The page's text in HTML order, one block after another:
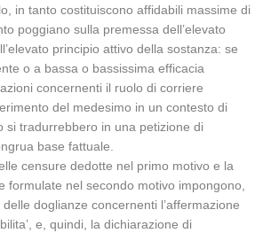
in tanto costituiscono affidabili massime di
poggiano sulla premessa dell’elevato
principio attivo della sostanza: se
o a bassa o bassissima efficacia
concernenti il ruolo di corriere
del medesimo in un contesto di
si tradurrebbero in una petizione di
base fattuale.
censure dedotte nel primo motivo e la
formulate nel secondo motivo impongono,
doglianze concernenti l’affermazione
e, quindi, la dichiarazione di